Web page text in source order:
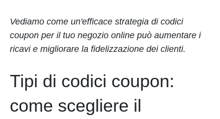
Vediamo come un'efficace strategia di codici
coupon per il tuo negozio online può aumentare i
ricavi e migliorare la fidelizzazione dei clienti.
Tipi di codici coupon:
come scegliere il